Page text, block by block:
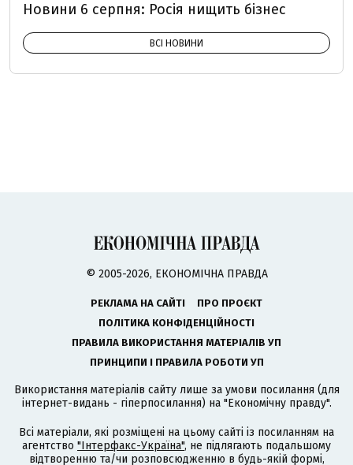
Новини 6 серпня: Росія нищить бізнес
ВСІ НОВИНИ
© 2005-2026, ЕКОНОМІЧНА ПРАВДА
РЕКЛАМА НА САЙТІ
ПРО ПРОЄКТ
ПОЛІТИКА КОНФІДЕНЦІЙНОСТІ
ПРАВИЛА ВИКОРИСТАННЯ МАТЕРІАЛІВ УП
ПРИНЦИПИ І ПРАВИЛА РОБОТИ УП
Використання матеріалів сайту лише за умови посилання (для
інтернет-видань - гіперпосилання) на "Економічну правду".
Всі матеріали, які розміщені на цьому сайті із посиланням на
агентство "Інтерфакс-Україна", не підлягають подальшому
відтворенню та/чи розповсюдженню в будь-якій формі,